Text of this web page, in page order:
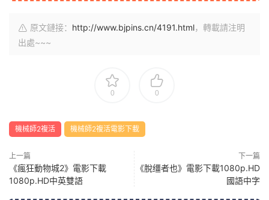
原文鏈接： http://www.bjpins.cn/4191.html，轉載請注明
出處~~~
0 0
機械師2複活 機械師2複活電影下載
上一篇
《瘋狂動物城2》電影下載
1080p.HD中英雙語
下一篇
《脫缰者也》電影下載1080p.HD
國語中字